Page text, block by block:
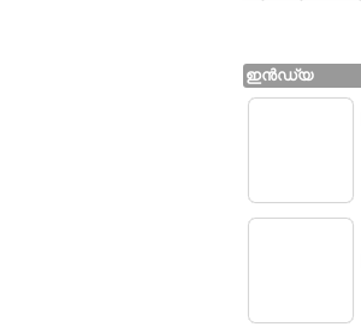
ഇന്‍ഡ്യ